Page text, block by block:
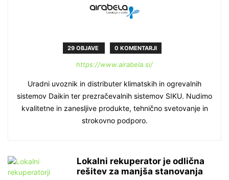
29 OBJAVE 0 KOMENTARJI
https://www.airabela.si/
Uradni uvoznik in distributer klimatskih in ogrevalnih
sistemov Daikin ter prezračevalnih sistemov SIKU. Nudimo
kvalitetne in zanesljive produkte, tehnično svetovanje in
strokovno podporo.
Lokalni rekuperator je odlična
rešitev za manjša stanovanja